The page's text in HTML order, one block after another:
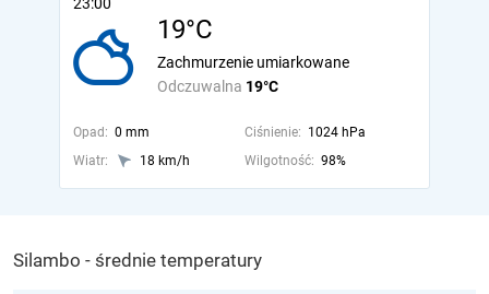
19°C
Odczuwalna 19°C
Zachmurzenie umiarkowane
Opad: 0 mm Ciśnienie: 1024 hPa
Wiatr:
18 km/h Wilgotność: 98%
Silambo - średnie temperatury